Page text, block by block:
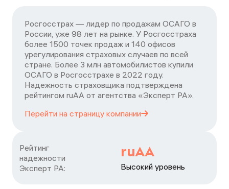
Росгосстрах — лидер по продажам ОСАГО в
России, уже 98 лет на рынке. У Росгосстраха
более 1500 точек продаж и 140 офисов
урегулирования страховых случаев по всей
стране. Более 3 млн автомобилистов купили
ОСАГО в Росгосстрахе в 2022 году.
Надежность страховщика подтверждена
рейтингом ruАА от агентства «Эксперт РА».
Перейти на страницу компании
Рейтинг
надежности
Эксперт РА:
ruAA
Высокий уровень